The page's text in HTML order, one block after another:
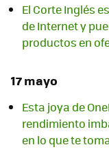
El Corte Inglés
de Internet y
productos en
17 mayo
Esta joya de
rendimiento
en lo que te